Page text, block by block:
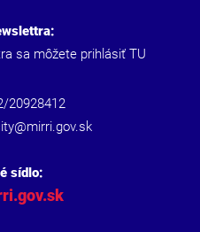
sa môžete prihlásiť TU
20928412
sídlo: